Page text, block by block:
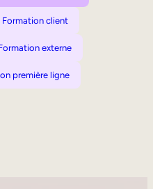
Formation client
externe
première ligne